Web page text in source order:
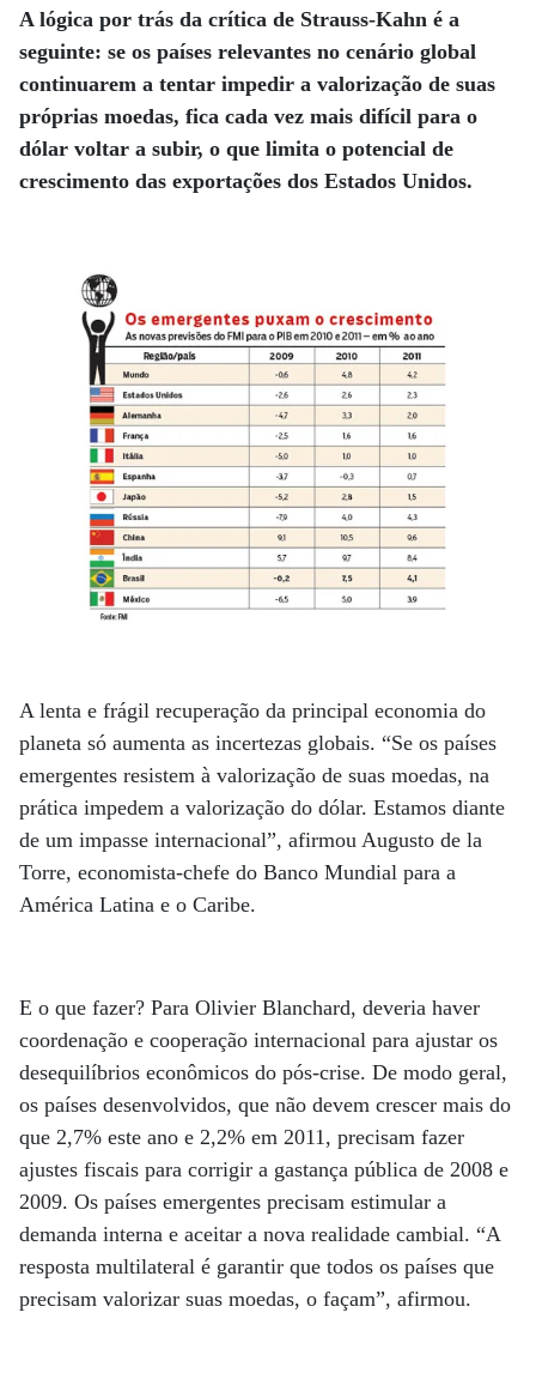
A lógica por trás da crítica de Strauss-Kahn é a
seguinte: se os países relevantes no cenário global
continuarem a tentar impedir a valorização de suas
próprias moedas, fica cada vez mais difícil para o
dólar voltar a subir, o que limita o potencial de
crescimento das exportações dos Estados Unidos.
A lenta e frágil recuperação da principal economia do
planeta só aumenta as incertezas globais. “Se os países
emergentes resistem à valorização de suas moedas, na
prática impedem a valorização do dólar. Estamos diante
de um impasse internacional”, afirmou Augusto de la
Torre, economista-chefe do Banco Mundial para a
América Latina e o Caribe.
E o que fazer? Para Olivier Blanchard, deveria haver
coordenação e cooperação internacional para ajustar os
desequilíbrios econômicos do pós-crise. De modo geral,
os países desenvolvidos, que não devem crescer mais do
que 2,7% este ano e 2,2% em 2011, precisam fazer
ajustes fiscais para corrigir a gastança pública de 2008 e
2009. Os países emergentes precisam estimular a
demanda interna e aceitar a nova realidade cambial. “A
resposta multilateral é garantir que todos os países que
precisam valorizar suas moedas, o façam”, afirmou.